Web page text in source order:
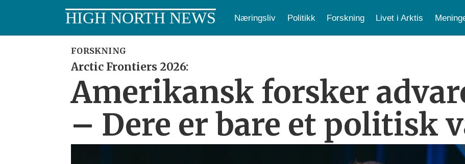
HIGH NORTH NEWS Næringsliv Politikk Forskning Livet i Arktis
FORSKNING
Arctic Frontiers 2026:
Amerikansk forsker
– Dere er bare et politisk